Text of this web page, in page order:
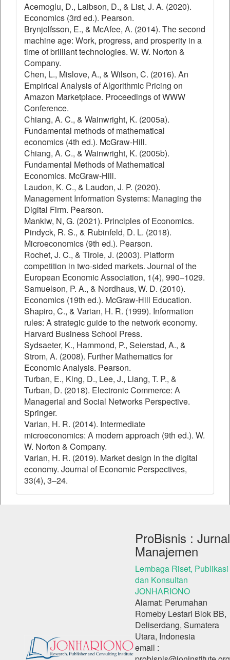
Acemoglu, D., Laibson, D., & List, J. A. (2020).
Economics (3rd ed.). Pearson.
Brynjolfsson, E., & McAfee, A. (2014). The second
machine age: Work, progress, and prosperity in a
time of brilliant technologies. W. W. Norton &
Company.
Chen, L., Mislove, A., & Wilson, C. (2016). An
Empirical Analysis of Algorithmic Pricing on
Amazon Marketplace. Proceedings of WWW
Conference.
Chiang, A. C., & Wainwright, K. (2005a).
Fundamental methods of mathematical
economics (4th ed.). McGraw-Hill.
Chiang, A. C., & Wainwright, K. (2005b).
Fundamental Methods of Mathematical
Economics. McGraw-Hill.
Laudon, K. C., & Laudon, J. P. (2020).
Management Information Systems: Managing the
Digital Firm. Pearson.
Mankiw, N, G. (2021). Principles of Economics.
Pindyck, R. S., & Rubinfeld, D. L. (2018).
Microeconomics (9th ed.). Pearson.
Rochet, J. C., & Tirole, J. (2003). Platform
competition in two-sided markets. Journal of the
European Economic Association, 1(4), 990–1029.
Samuelson, P. A., & Nordhaus, W. D. (2010).
Economics (19th ed.). McGraw-Hill Education.
Shapiro, C., & Varian, H. R. (1999). Information
rules: A strategic guide to the network economy.
Harvard Business School Press.
Sydsaeter, K., Hammond, P., Seierstad, A., &
Strom, A. (2008). Further Mathematics for
Economic Analysis. Pearson.
Turban, E., King, D., Lee, J., Liang, T. P., &
Turban, D. (2018). Electronic Commerce: A
Managerial and Social Networks Perspective.
Springer.
Varian, H. R. (2014). Intermediate
microeconomics: A modern approach (9th ed.). W.
W. Norton & Company.
Varian, H. R. (2019). Market design in the digital
economy. Journal of Economic Perspectives,
33(4), 3–24.
ProBisnis : Jurnal
Manajemen
Lembaga Riset, Publikasi
dan Konsultan
JONHARIONO
Alamat: Perumahan
Romeby Lestari Blok BB,
Deliserdang, Sumatera
Utara, Indonesia
email :